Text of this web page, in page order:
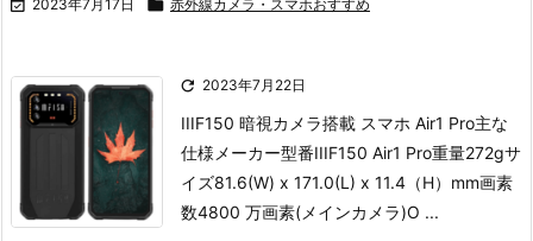
 2023年7月17日  赤外線カメラ・スマホおすすめ
 2023年7月22日
IIIF150 暗視カメラ搭載 スマホ Air1 Pro主な
仕様 メーカー型番IIIF150 Air1 Pro重量272gサ
イズ81.6(W) x 171.0(L) x 11.4（H）mm画素
数4800 万画素(メインカメラ)O ...